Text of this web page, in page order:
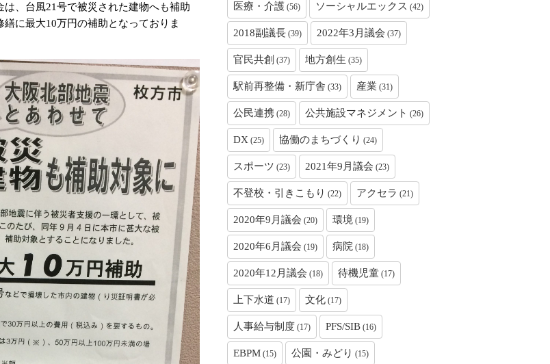
、台風21号で被災された建物へも補助
に最大10万円の補助となっておりま
医療・介護 (56) ソーシャルエックス (42)
2018副議長 (39) 2022年3月議会 (37)
官民共創 (37) 地方創生 (35)
駅前再整備・新庁舎 (33) 産業 (31)
公民連携 (28) 公共施設マネジメント (26)
DX (25) 協働のまちづくり (24)
スポーツ (23) 2021年9月議会 (23)
不登校・引きこもり (22) アクセラ (21)
2020年9月議会 (20) 環境 (19)
2020年6月議会 (19) 病院 (18)
2020年12月議会 (18) 待機児童 (17)
上下水道 (17) 文化 (17)
人事給与制度 (17) PFS/SIB (16)
EBPM (15) 公園・みどり (15)